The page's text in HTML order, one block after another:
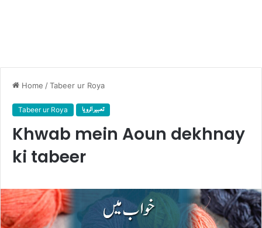
Home /Tabeer ur Roya
Tabeer ur Roya تعبیر الرویا
Khwab mein Aoun dekhnay
ki tabeer